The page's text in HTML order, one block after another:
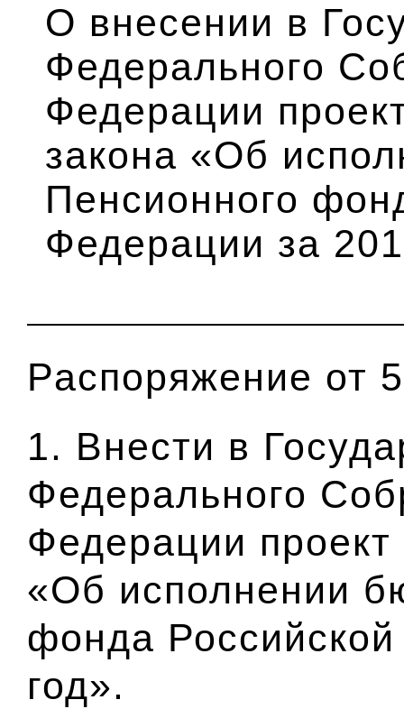
О внесении в
Федерального
Федерации
закона «Об
Пенсионного
Федерации за
Распоряжение от
1. Внести в
Федерального
Федерации
«Об исполнении
фонда
год».